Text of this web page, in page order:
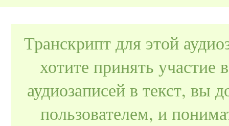
Транскрипт для этой
хотите принять
аудиозаписей в текст, вы
пользователем, и